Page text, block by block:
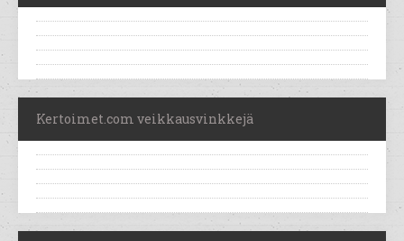
Kertoimet.com veikkausvinkkejä